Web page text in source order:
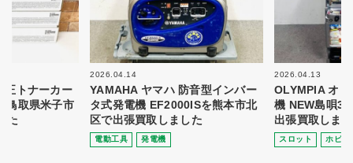
トナーカー
鳥取県米子市
た
2026.04.14
YAMAHA ヤマハ 防音型インバー
タ式発電機 EF2000ISを熊本市北
区で出張買取しました
電動⼯具 発電機
2026.04.13
OLYMPIA オ
機 NEW島唄
出張買取しま
スロット ホビー